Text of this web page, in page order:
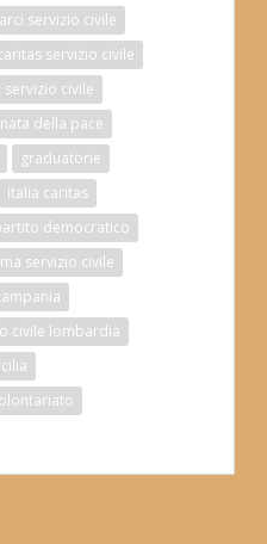
arci servizio civile
servizio civile
civile
della pace
graduatorie
italia caritas
democratico
servizio civile
civile lombardia